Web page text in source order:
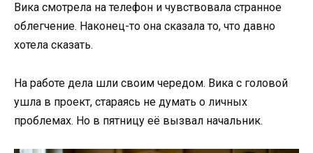
Вика смотрела на телефон и чувствовала странное
облегчение. Наконец-то она сказала то, что давно
хотела сказать.
На работе дела шли своим чередом. Вика с головой
ушла в проект, стараясь не думать о личных
проблемах. Но в пятницу её вызвал начальник.